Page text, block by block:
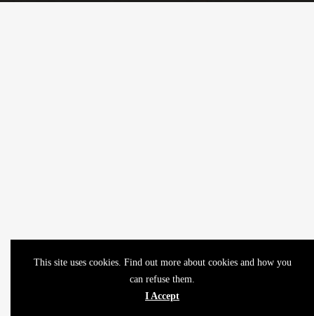
This site uses cookies. Find out more about cookies and how you
can refuse them.
I Accept